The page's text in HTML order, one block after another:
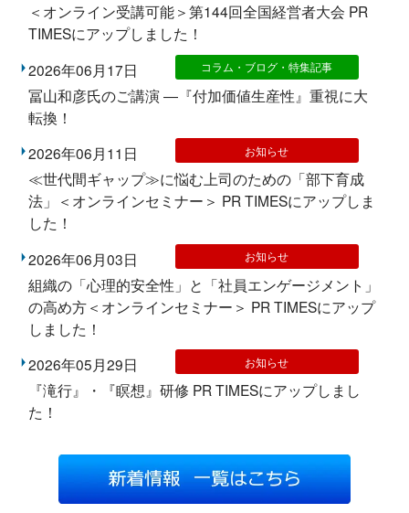
＜オンライン受講可能＞第144回全国経営者大会 PR
TIMESにアップしました！
2026年06月17日
コラム・ブログ・特集記事
冨山和彦氏のご講演 ―『付加価値生産性』重視に大
転換！
2026年06月11日
お知らせ
≪世代間ギャップ≫に悩む上司のための「部下育成
法」＜オンラインセミナー＞ PR TIMESにアップしま
した！
2026年06月03日
お知らせ
組織の「心理的安全性」と「社員エンゲージメント」
の高め方＜オンラインセミナー＞ PR TIMESにアップ
しました！
2026年05月29日
お知らせ
『滝行』・『瞑想』研修 PR TIMESにアップしまし
た！